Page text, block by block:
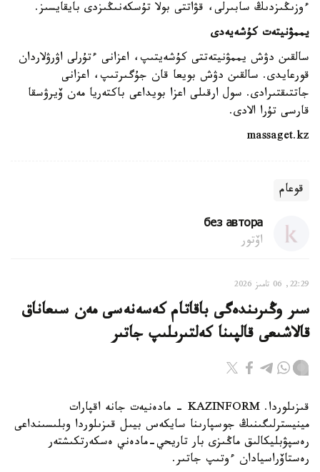
ءوزىڭىزدىڭ سابىرلى، قۋاتتى بولا تۇسكەنىڭىزدى بايقايسىز.
يممۋنيتەت كۇشەيەدى
سالقىن دۋش يممۋنيتەتتى كۇشەيتىپ، اعزانى ءتۇرلى اۋرۋلاردان
قورعايدى. سالقىن دۋش بويعا قان جۇگىرتىپ، اعزانى
جاتتىقتىرادى. سول ارقىلى اعزا بويداعى باكتەريا مەن ۆيرۋسقا
قارسى تۇرا الادى.
massaget.kz
قوعام
без автора
اۆتور
22:29, 06 تامىز 2026
سىر وڭىرىندەگى باقاتام كەسەنەسى مەن سىعاناق
قالاشىعى قالپىنا كەلتىرىلىپ جاتىر
قىزىلوردا. KAZINFORM - مادەنيەت جانە اقپارات
مينيسترلىگىنىڭ جوسپارىنا سايكەس بيىل قىزىلوردا وبلىسىنداعى
رەسپۋبليكالىق ماڭىزى بار تاريحي-مادەني ەسكەرتكىشتەر
رەستاۆراسيادان ءوتىپ جاتىر.